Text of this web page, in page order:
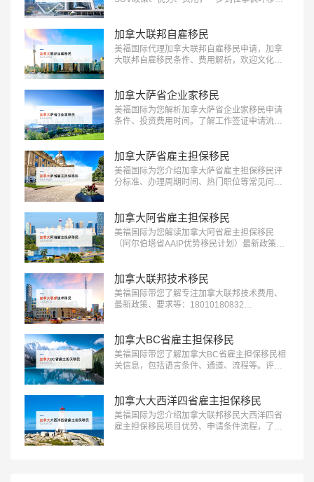
加拿大联邦自雇移民
美福国际代理加拿大联邦自雇移民申请，加拿
大联邦自雇移民条件、费用解析，欢迎文化、
加拿大萨省企业家移民
美福国际为您解析加拿大萨省企业家移民申请
条件、投资费用时间。了解工作签证申请流程
加拿大萨省雇主担保移民
美福国际为您介绍加拿大萨省雇主担保移民评
分标准、办理周期时间、热门职位等常见问
加拿大阿省雇主担保移民
美福国际为您解读加拿大阿省雇主担保移民
（阿尔伯塔省AAIP优势移民计划）最新政策、
加拿大联邦技术移民
美福国际带您了解专注加拿大联邦技术费用、
最新政策、要求等：18010180832…
加拿大BC省雇主担保移民
美福国际带您了解加拿大BC省雇主担保移民相
关信息，包括语言条件、通道、流程等。评估
加拿大大西洋四省雇主担保移民
美福国际为您介绍加拿大联邦移民大西洋四省
雇主担保移民项目优势、申请条件流程，了解